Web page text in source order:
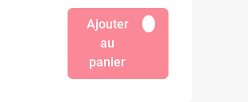
Ajouter
au
panier